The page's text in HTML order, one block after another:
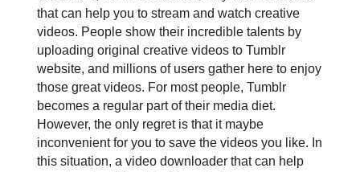
தமிழ்
ਪੰਜਾਬੀ
हिंदी
that can help you to stream and watch creative
videos. People show their incredible talents by
uploading original creative videos to Tumblr
website, and millions of users gather here to enjoy
those great videos. For most people, Tumblr
becomes a regular part of their media diet.
However, the only regret is that it maybe
inconvenient for you to save the videos you like. In
this situation, a video downloader that can help